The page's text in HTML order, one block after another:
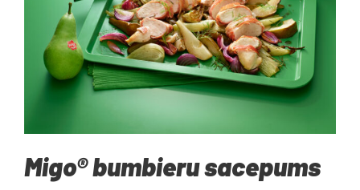
Migo® bumbieru sacepums